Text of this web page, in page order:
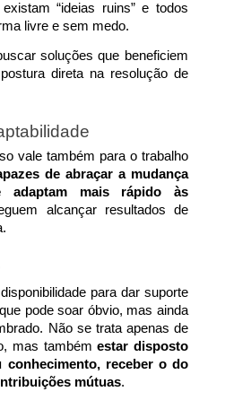
“ideias ruins” e todos
livre e sem medo.
soluções que beneficiem
direta na resolução de
vale também para o trabalho
de abraçar a mudança
adaptam mais rápido às
alcançar resultados de
para dar suporte
pode soar óbvio, mas ainda
Não se trata apenas de
mas também estar disposto
conhecimento, receber o do
mútuas.